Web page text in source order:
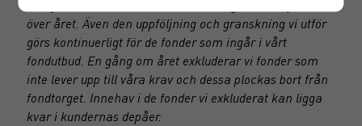
över året. Även den uppföljning och granskning vi utför
görs kontinuerligt för de fonder som ingår i vårt
fondutbud. En gång om året exkluderar vi fonder som
inte lever upp till våra krav och dessa plockas bort från
fondtorget. Innehav i de fonder vi exkluderat kan ligga
kvar i kundernas depåer.